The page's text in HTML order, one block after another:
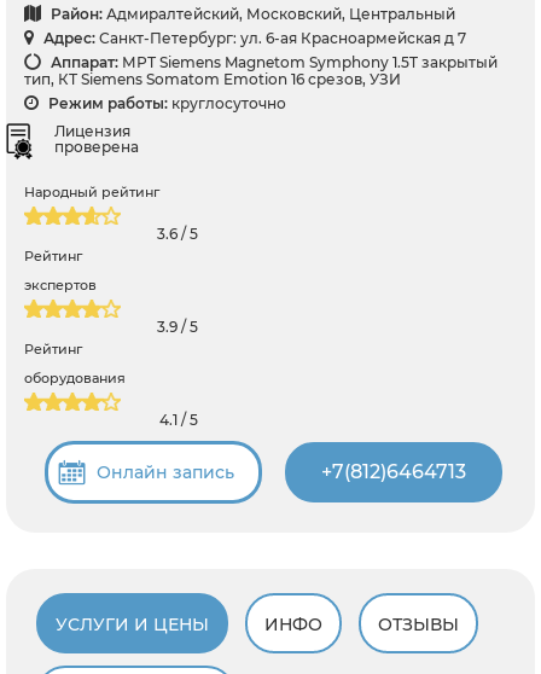
Район: Адмиралтейский, Московский, Центральный
Адрес: Санкт-Петербург: ул. 6-ая Красноармейская д 7
Аппарат: МРТ Siemens Magnetom Symphony 1.5T закрытый
тип, КТ Siemens Somatom Emotion 16 срезов, УЗИ
Режим работы: круглосуточно
Лицензия
проверена
Народный рейтинг
3.6 / 5
Рейтинг
экспертов
3.9 / 5
Рейтинг
оборудования
4.1 / 5
Онлайн запись +7(812)6464713
УСЛУГИ И ЦЕНЫ ИНФО ОТЗЫВЫ